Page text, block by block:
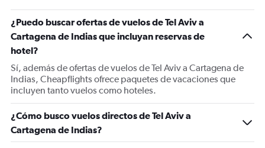
¿Puedo buscar ofertas de vuelos de Tel Aviv a
Cartagena de Indias que incluyan reservas de
hotel?
Sí, además de ofertas de vuelos de Tel Aviv a Cartagena de
Indias, Cheapflights ofrece paquetes de vacaciones que
incluyen tanto vuelos como hoteles.
¿Cómo busco vuelos directos de Tel Aviv a
Cartagena de Indias?